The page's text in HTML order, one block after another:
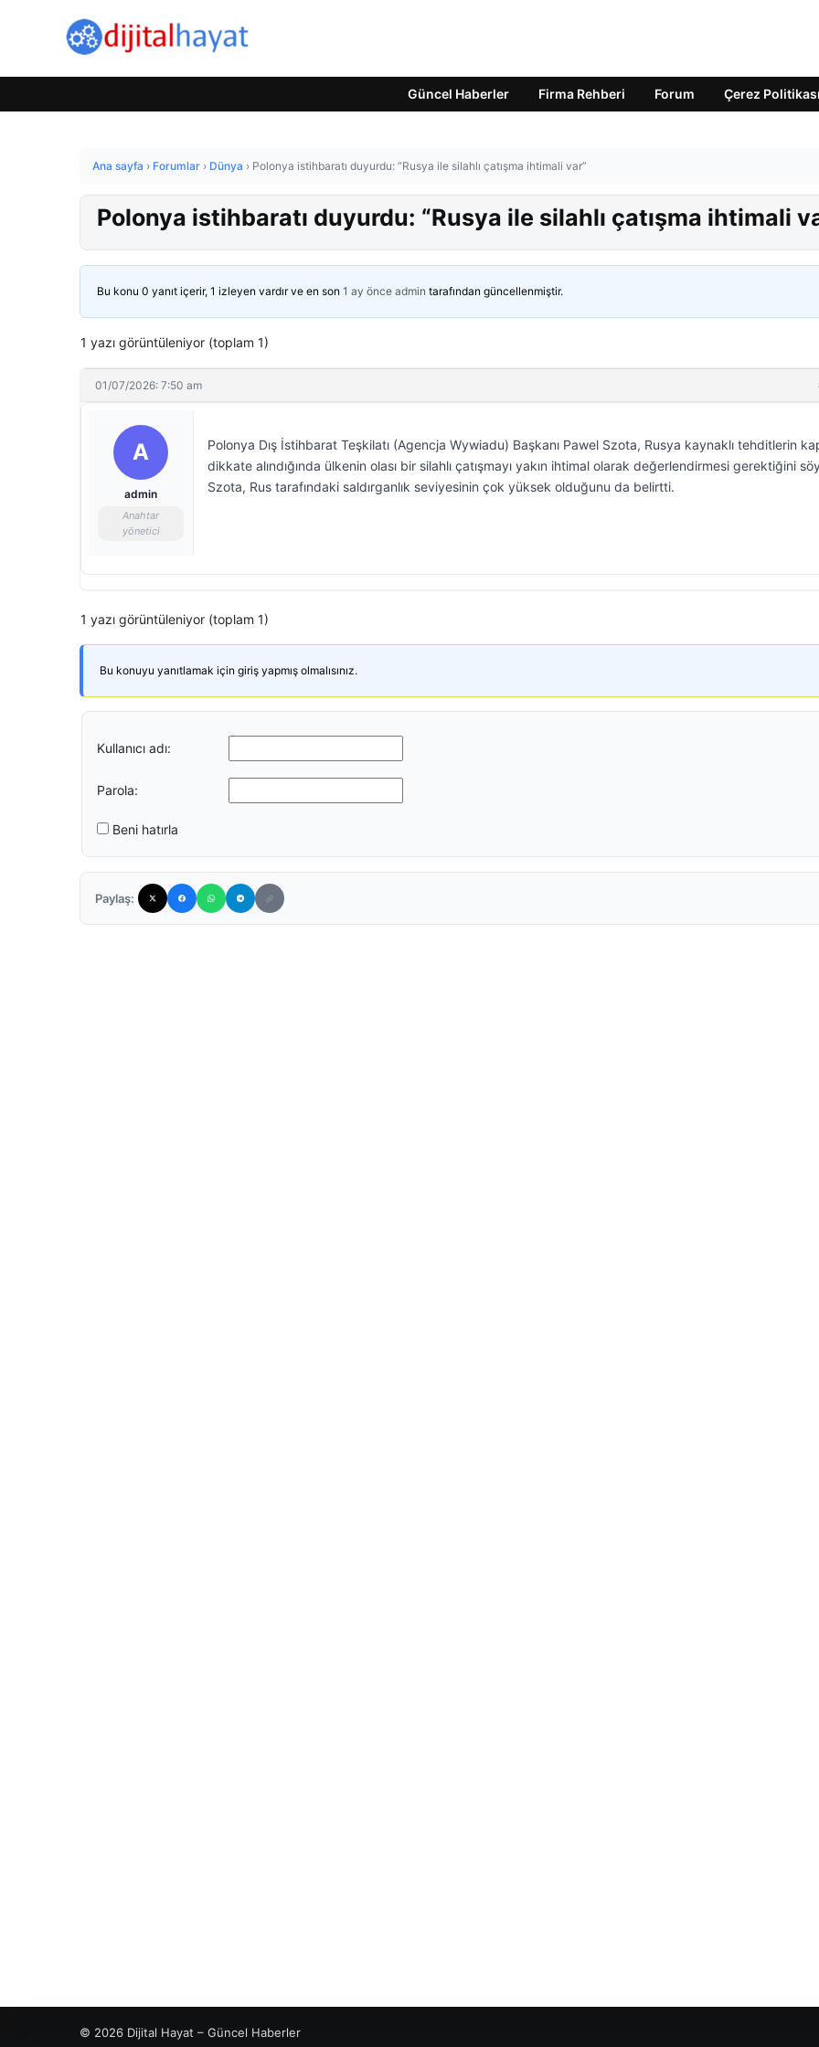
Güncel Haberler Firma Rehberi Forum Çerez Politikası
Ana sayfa › Forumlar › Dünya › Polonya istihbaratı duyurdu: “Rusya ile silahlı çatışma ihtimali var”
Polonya istihbaratı duyurdu: “Rusya ile silahlı çatışma ihtimali
Bu konu 0 yanıt içerir, 1 izleyen vardır ve en son 1 ay önce admin tarafından güncellenmiştir.
1 yazı görüntüleniyor (toplam 1)
01/07/2026: 7:50 am
A
admin
Anahtar
yönetici
Polonya Dış İstihbarat Teşkilatı (Agencja Wywiadu) Başkanı Pawel Szota, Rusya kaynaklı tehditlerin
dikkate alındığında ülkenin olası bir silahlı çatışmayı yakın ihtimal olarak değerlendirmesi gerektiğini
Szota, Rus tarafındaki saldırganlık seviyesinin çok yüksek olduğunu da belirtti.
1 yazı görüntüleniyor (toplam 1)
Bu konuyu yanıtlamak için giriş yapmış olmalısınız.
Kullanıcı adı:
Parola:
Beni hatırla
Paylaş:
© 2026 Dijital Hayat – Güncel Haberler